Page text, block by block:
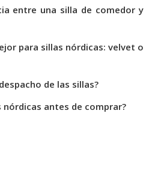
entre una silla de comedor y
para sillas nórdicas: velvet o
de las sillas?
nórdicas antes de comprar?